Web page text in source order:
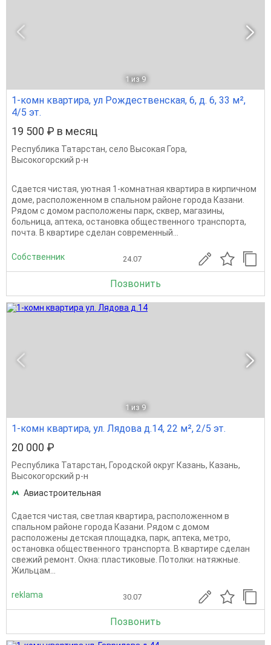
1 из 9
1-комн квартира, ул Рождественская, 6, д. 6, 33 м²,
4/5 эт.
19 500 ₽ в месяц
Республика Татарстан, село Высокая Гора,
Высокогорский р-н
Сдается чистая, уютная 1-комнатная квартира в кирпичном
доме, расположенном в спальном районе города Казани.
Рядом с домом расположены парк, сквер, магазины,
больница, аптека, остановка общественного транспорта,
почта. В квартире сделан современный...
Собственник 24.07
Позвонить
1 из 9
1-комн квартира, ул. Лядова д.14, 22 м², 2/5 эт.
20 000 ₽
Республика Татарстан, Городской округ Казань, Казань,
Высокогорский р-н
Авиастроительная
Сдается чистая, светлая квартира, расположенном в
спальном районе города Казани. Рядом с домом
расположены детская площадка, парк, аптека, метро,
остановка общественного транспорта. В квартире сделан
свежий ремонт. Окна: пластиковые. Потолки: натяжные.
Жильцам...
reklama 30.07
Позвонить